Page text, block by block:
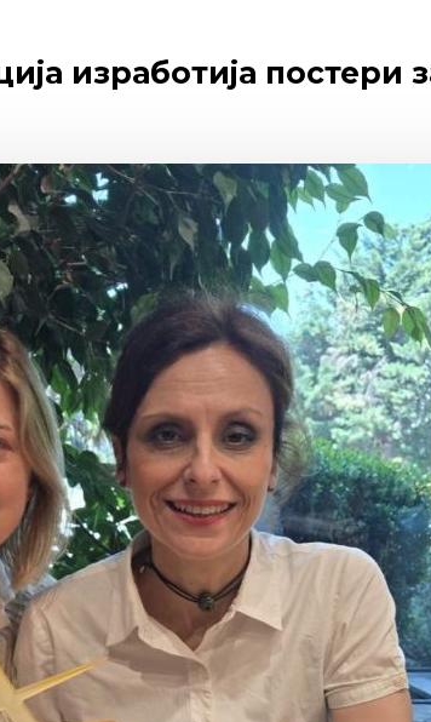
изработија постери